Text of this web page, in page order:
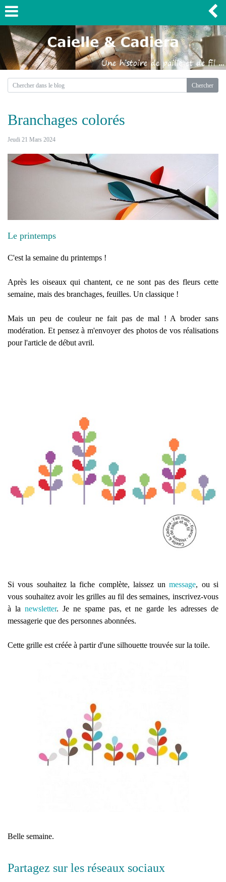
Branchages colorés
Jeudi 21 Mars 2024
Le printemps
C'est la semaine du printemps !
Après les oiseaux qui chantent, ce ne sont pas des fleurs cette
semaine, mais des branchages, feuilles. Un classique !
Mais un peu de couleur ne fait pas de mal ! A broder sans
modération. Et pensez à m'envoyer des photos de vos réalisations
pour l'article de début avril.
Si vous souhaitez la fiche complète, laissez unmessage, ou si
vous souhaitez avoir les grilles au fil des semaines, inscrivez-vous
à la newsletter. Je ne spame pas, et ne garde les adresses de
messagerie que des personnes abonnées.
Cette grille est créée à partir d'une silhouette trouvée sur la toile.
Belle semaine.
Partagez sur les réseaux sociaux